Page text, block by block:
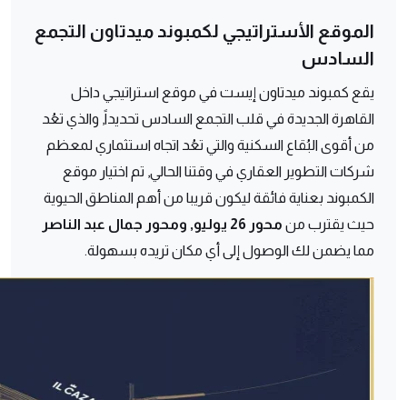
الموقع الأستراتيجي لكمبوند ميدتاون التجمع
السادس
يقع كمبوند ميدتاون إيست في موقع استراتيجي داخل
القاهرة الجديدة في قلب التجمع السادس تحديداً, والذي تعُد
من أقوى البُقاع السكنية والتي تعُد اتجاه استثماري لمعظم
شركات التطوير العقاري في وقتنا الحالي, تم اختيار موقع
الكمبوند بعناية فائقة ليكون قريبا من أهم المناطق الحيوية
حيث يقترب من محور 26 يوليو, ومحور جمال عبد الناصر
مما يضمن لك الوصول إلى أي مكان تريده بسهولة.